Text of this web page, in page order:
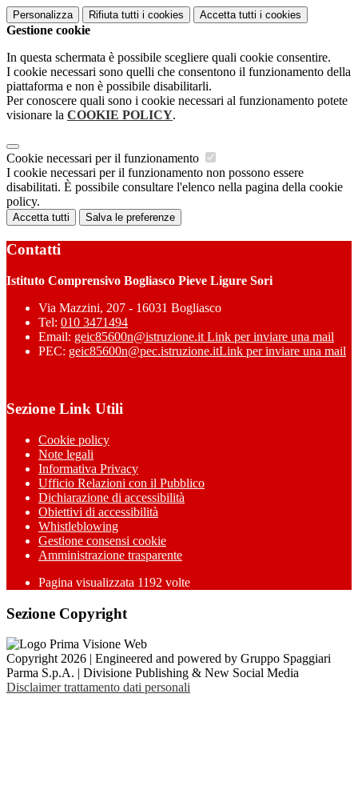
Personalizza Rifiuta tutti i cookies Accetta tutti i cookies
Gestione cookie
In questa schermata è possibile scegliere quali cookie consentire.
I cookie necessari sono quelli che consentono il funzionamento della
piattaforma e non è possibile disabilitarli.
Per conoscere quali sono i cookie necessari al funzionamento potete
visionare la COOKIE POLICY.
Cookie necessari per il funzionamento
I cookie necessari per il funzionamento non possono essere
disabilitati. È possibile consultare l'elenco nella pagina della cookie
policy.
Accetta tutti Salva le preferenze
Contatti
Istituto Comprensivo Bogliasco Pieve Ligure Sori
Via Mazzini, 207 - 16031 Bogliasco
Tel: 010 3471494
Email: geic85600n@istruzione.it Link per inviare una mail
PEC: geic85600n@pec.istruzione.itLink per inviare una mail
Sezione Link Utili
Cookie policy
Note legali
Informativa Privacy
Ufficio Relazioni con il Pubblico
Dichiarazione di accessibilità
Obiettivi di accessibilità
Whistleblowing
Gestione consensi cookie
Amministrazione trasparente
Pagina visualizzata 1192 volte
Sezione Copyright
Copyright 2026 | Engineered and powered by Gruppo Spaggiari
Parma S.p.A. | Divisione Publishing & New Social Media
Disclaimer trattamento dati personali